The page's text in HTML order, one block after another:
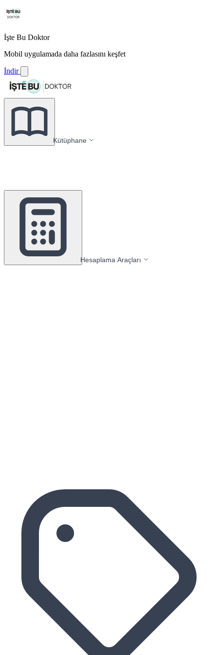
İşte Bu Doktor
Mobil uygulamada daha fazlasını keşfet
İndir
Kütüphane
Hesaplama Araçları